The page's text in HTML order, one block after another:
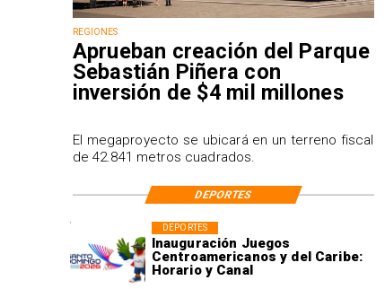
Inauguración Juegos
Centroamericanos y del Caribe:
Horario y Canal
DEPORTES
REGIONES
Aprueban creación del Parque
Sebastián Piñera con
inversión de $4 mil millones
El megaproyecto se ubicará en un terreno fiscal
de 42.841 metros cuadrados.
DEPORTES